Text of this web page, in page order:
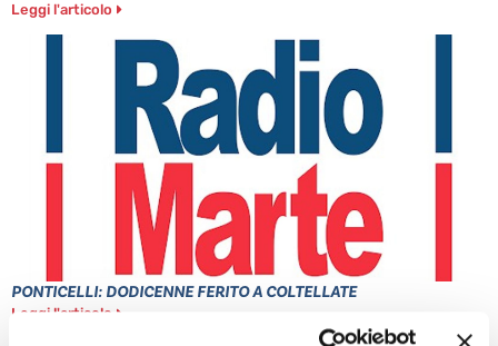
Leggi l'articolo
PONTICELLI: DODICENNE FERITO A COLTELLATE
Leggi l'articolo